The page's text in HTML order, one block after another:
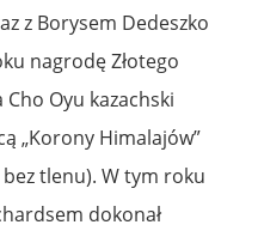
z Borysem Dedeszko
nagrodę Złotego
Cho Oyu kazachski
„Korony Himalajów”
tlenu). W tym roku
dokonał